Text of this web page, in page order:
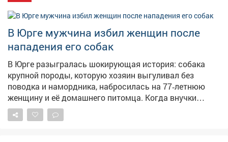
В Юрге мужчина избил женщин после
нападения его собак
В Юрге разыгралась шокирующая история: собака
крупной породы, которую хозяин выгуливал без
поводка и намордника, набросилась на 77‑летнюю
женщину и её домашнего питомца. Когда внучки
пенсионерки бросились на помощь и оттащили
агрессивное животное, владелец пса вместо